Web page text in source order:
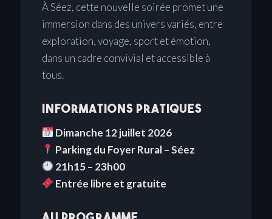
À Séez, cette nouvelle soirée promet une
immersion dans des univers variés, entre
exploration, voyage, sport et émotion,
dans un cadre convivial et accessible à
tous.
Informations pratiques
Dimanche 12 juillet 2026
Parking du Foyer Rural – Séez
21h15 – 23h00
Entrée libre et gratuite